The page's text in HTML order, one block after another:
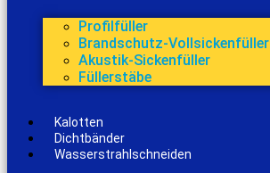
Profilfüller
Brandschutz-Vollsickenfüller
Akustik-Sickenfüller
Füllerstäbe
Kalotten
Dichtbänder
Wasserstrahlschneiden